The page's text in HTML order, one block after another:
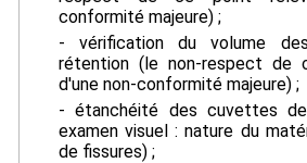
conformité majeure) ;
- vérification du volume
rétention (le non-respect de
d'une non-conformité majeure) ;
- étanchéité des cuvettes
examen visuel : nature du
de fissures) ;